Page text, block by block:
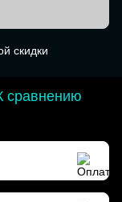
скидки
сравнению